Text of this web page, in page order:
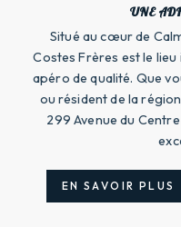
UNE
Situé au cœur de
Costes Frères est le
apéro de qualité. Que
ou résident de la
299 Avenue du
EN SAVOIR PLUS